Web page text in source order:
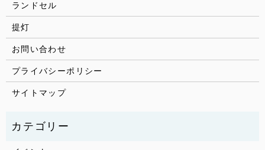
ランドセル
提灯
お問い合わせ
プライバシーポリシー
サイトマップ